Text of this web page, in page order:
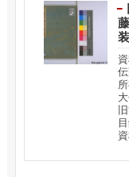
装